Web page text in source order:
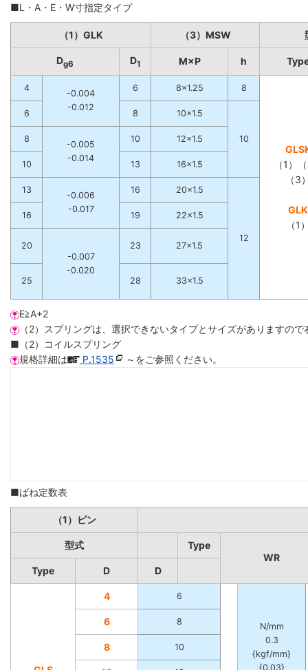
■L・A・E・W寸指定タイプ
（1）GLK （3）MSW
Dg6 D1 M×P h
4
-0.004
-0.012
6 8×1.25 8
（1）
（3
GLK
（1
6 8 10×1.5
10
8
-0.005
-0.014
10 12×1.5
10 13 16×1.5
13
-0.006
-0.017
16 20×1.5
12
16 19 22×1.5
20
-0.007
-0.020
23 27×1.5
25 28 33×1.5
E≧A+2
（2）スプリングは、選択できないタイプとサイズがありますの
■（2）コイルスプリング
規格詳細は
P.1535 ～をご参照ください。
■ばね定数表
（1）ピン
型式
Type
WR
Type
D D
4 6
N/mm
0.3
{kgf/mm}
{0.03}
6 8
8 10